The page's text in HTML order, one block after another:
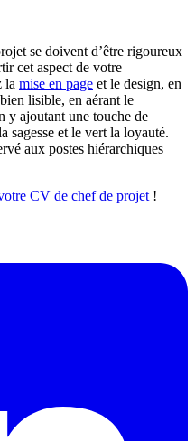
se doivent d’être rigoureux
cet aspect de votre
la mise en page et le design, en
bien lisible, en aérant le
y ajoutant une touche de
sagesse et le vert la loyauté.
aux postes hiérarchiques
CV de chef de projet !